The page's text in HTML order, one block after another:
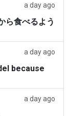
a day ago
ら食べるよう
a day ago
because
a day ago